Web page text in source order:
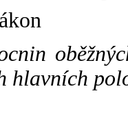
hlavních